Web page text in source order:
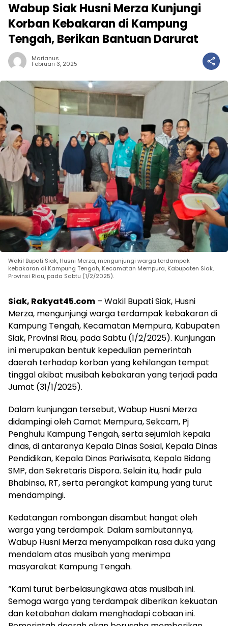
Wabup Siak Husni Merza Kunjungi
Korban Kebakaran di Kampung
Tengah, Berikan Bantuan Darurat
Marianus
Februari 3, 2025
Wakil Bupati Siak, Husni Merza, mengunjungi warga terdampak
kebakaran di Kampung Tengah, Kecamatan Mempura, Kabupaten Siak,
Provinsi Riau, pada Sabtu (1/2/2025).
Siak, Rakyat45.com – Wakil Bupati Siak, Husni
Merza, mengunjungi warga terdampak kebakaran di
Kampung Tengah, Kecamatan Mempura, Kabupaten
Siak, Provinsi Riau, pada Sabtu (1/2/2025). Kunjungan
ini merupakan bentuk kepedulian pemerintah
daerah terhadap korban yang kehilangan tempat
tinggal akibat musibah kebakaran yang terjadi pada
Jumat (31/1/2025).
Dalam kunjungan tersebut, Wabup Husni Merza
didampingi oleh Camat Mempura, Sekcam, Pj
Penghulu Kampung Tengah, serta sejumlah kepala
dinas, di antaranya Kepala Dinas Sosial, Kepala Dinas
Pendidikan, Kepala Dinas Pariwisata, Kepala Bidang
SMP, dan Sekretaris Dispora. Selain itu, hadir pula
Bhabinsa, RT, serta perangkat kampung yang turut
mendampingi.
Kedatangan rombongan disambut hangat oleh
warga yang terdampak. Dalam sambutannya,
Wabup Husni Merza menyampaikan rasa duka yang
mendalam atas musibah yang menimpa
masyarakat Kampung Tengah.
“Kami turut berbelasungkawa atas musibah ini.
Semoga warga yang terdampak diberikan kekuatan
dan ketabahan dalam menghadapi cobaan ini.